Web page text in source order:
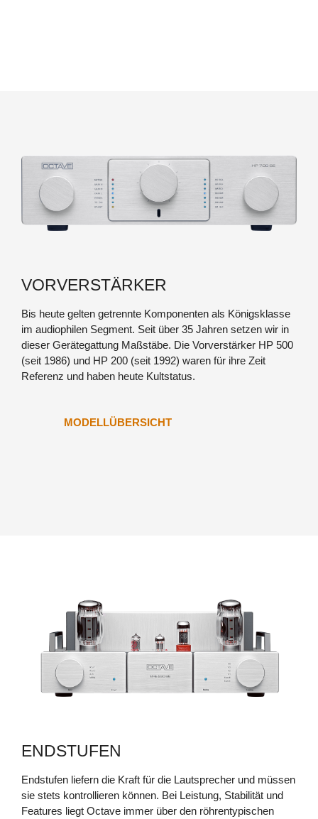
VORVERSTÄRKER
Bis heute gelten getrennte Komponenten als Königsklasse
im audiophilen Segment. Seit über 35 Jahren setzen wir in
dieser Gerätegattung Maßstäbe. Die Vorverstärker HP 500
(seit 1986) und HP 200 (seit 1992) waren für ihre Zeit
Referenz und haben heute Kultstatus.
MODELLÜBERSICHT
JUBILEE PREAMP SE
ENDSTUFEN
Endstufen liefern die Kraft für die Lautsprecher und müssen
sie stets kontrollieren können. Bei Leistung, Stabilität und
Features liegt Octave immer über den röhrentypischen